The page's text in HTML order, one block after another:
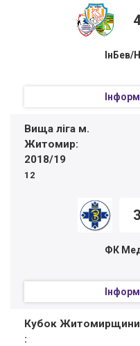
4
ІнБев/
Вища ліга м.
Житомир:
2018/19
12
3
ФК
Кубок Житомирщини
: